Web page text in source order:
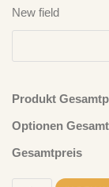
New field
Produkt
Optionen
Gesamtpreis
Neuste
Ich Bin Doofzu
Ich Bin Doofzu